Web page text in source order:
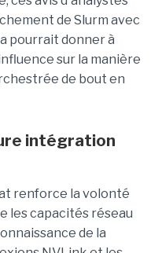
de Slurm avec
pourrait donner à
sur la manière
de bout en
intégration
renforce la volonté
les capacités réseau
de la